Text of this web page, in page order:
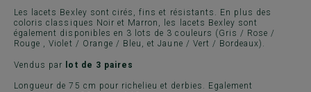
Les lacets Bexley sont cirés, fins et résistants. En plus des
coloris classiques Noir et Marron, les lacets Bexley sont
également disponibles en 3 lots de 3 couleurs (Gris / Rose /
Rouge , Violet / Orange / Bleu, et Jaune / Vert / Bordeaux).
Vendus par lot de 3 paires
Longueur de 75 cm pour richelieu et derbies. Egalement